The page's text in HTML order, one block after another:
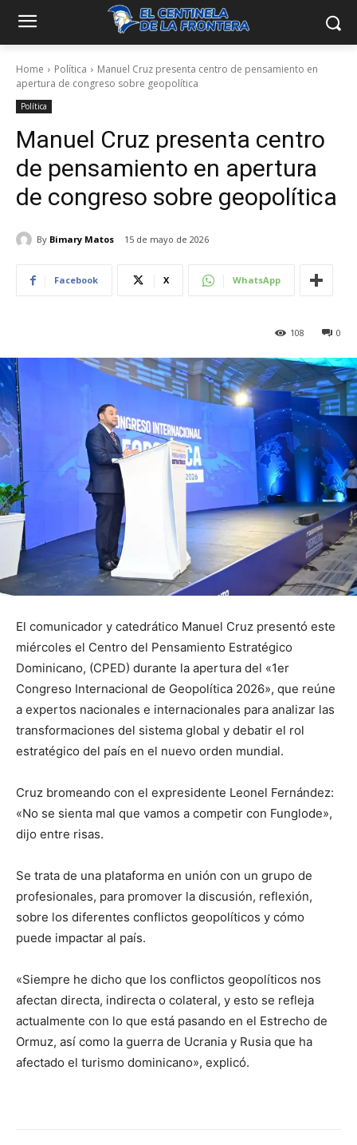
Home Política
Manuel Cruz presenta centro de pensamiento en
apertura de congreso sobre geopolítica
Política
Manuel Cruz presenta centro
de pensamiento en apertura
de congreso sobre geopolítica
By Bimary Matos 15 de mayo de 2026
Facebook X WhatsApp
0
108
El comunicador y catedrático Manuel Cruz presentó este
miércoles el Centro del Pensamiento Estratégico
Dominicano, (CPED) durante la apertura del «1er
Congreso Internacional de Geopolítica 2026», que reúne
a expertos nacionales e internacionales para analizar las
transformaciones del sistema global y debatir el rol
estratégico del país en el nuevo orden mundial.
Cruz bromeando con el expresidente Leonel Fernández:
«No se sienta mal que vamos a competir con Funglode»,
dijo entre risas.
Se trata de una plataforma en unión con un grupo de
profesionales, para promover la discusión, reflexión,
sobre los diferentes conflictos geopolíticos y cómo
puede impactar al país.
«Siempre he dicho que los conflictos geopolíticos nos
afectan directa, indirecta o colateral, y esto se refleja
actualmente con lo que está pasando en el Estrecho de
Ormuz, así como la guerra de Ucrania y Rusia que ha
afectado el turismo dominicano», explicó.